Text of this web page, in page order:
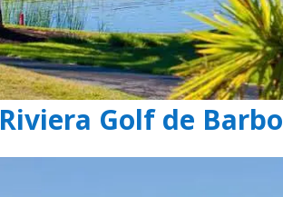
Riviera Golf de